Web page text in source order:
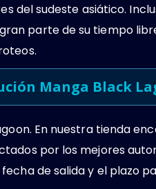
del sudeste asiático.
parte de su tiempo
Manga Black
En nuestra tienda
por los mejores
de salida y el plazo